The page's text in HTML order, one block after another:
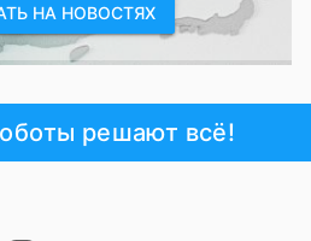
НА НОВОСТЯХ
решают всё!